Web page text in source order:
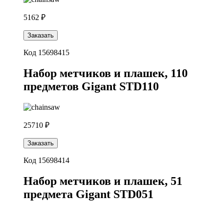
5162 ₽
Заказать
Код 15698415
Набор метчиков и плашек, 110
предметов Gigant STD110
25710 ₽
Заказать
Код 15698414
Набор метчиков и плашек, 51
предмета Gigant STD051